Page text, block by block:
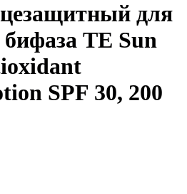
для
бифаза TE Sun
SPF 30, 200